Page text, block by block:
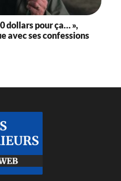
dollars pour ça… »,
avec ses confessions